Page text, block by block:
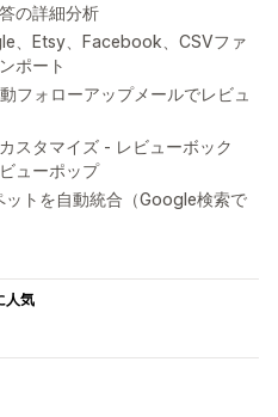
の詳細分析
、Etsy、Facebook、CSVファ
ポート
フォローアップメールでレビュ
スタマイズ - レビューボック
ューポップ
トを自動統合（Google検索で
人気